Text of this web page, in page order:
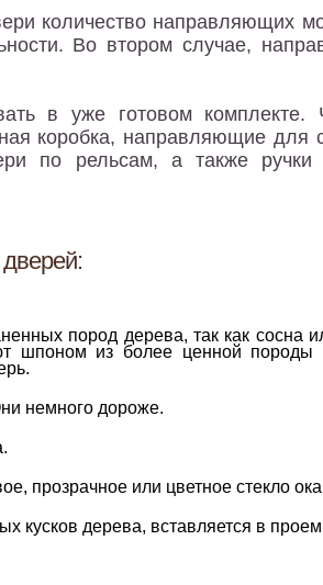
количество направляющих
Во втором случае,
в уже готовом комплекте.
коробка, направляющие для
по рельсам, а также ручки
пород дерева, так как сосна
шпоном из более ценной породы
немного дороже.
прозрачное или цветное стекло
кусков дерева, вставляется в